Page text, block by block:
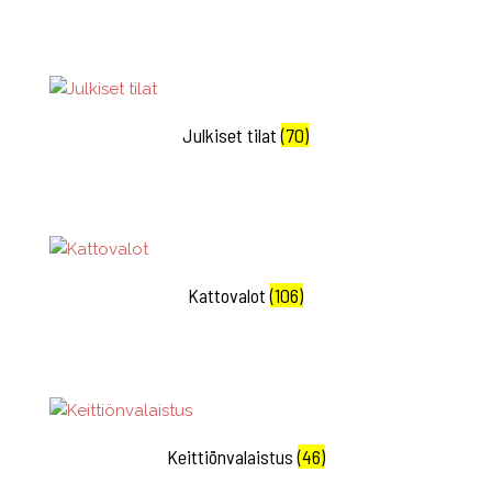
Julkiset tilat(70)
Kattovalot(106)
Keittiönvalaistus(46)